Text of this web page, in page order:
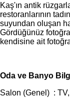
Kaş'ın antik
restoranlarının
suyundan oluşan
Gördüğünüz
kendisine ait
Oda ve Banyo
Salon (Genel) :